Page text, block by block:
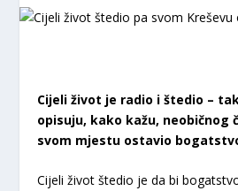
Cijeli život je radio i štedio –
opisuju, kako kažu, neobičnog
svom mjestu ostavio
Cijeli život štedio je da bi